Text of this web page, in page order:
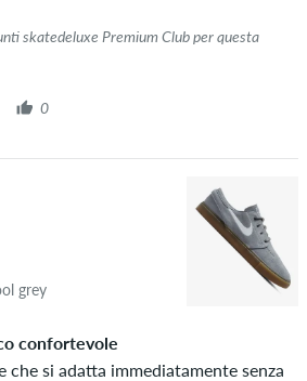
skatedeluxe Premium Club per questa
0
grey
confortevole
che si adatta immediatamente senza